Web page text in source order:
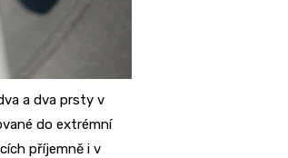
a dva prsty v
do extrémní
příjemně i v